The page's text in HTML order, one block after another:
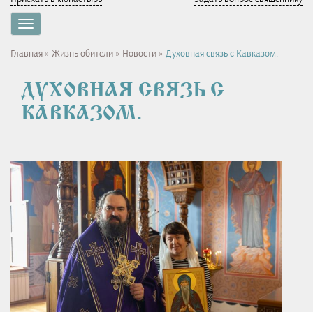
Toggle
navigation
Вы
здесь
Главная » Жизнь обители » Новости » Духовная связь с Кавказом.
ДУХОВНАЯ СВЯЗЬ С
КАВКАЗОМ.